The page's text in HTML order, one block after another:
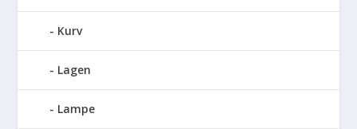
Kurv
Lagen
Lampe